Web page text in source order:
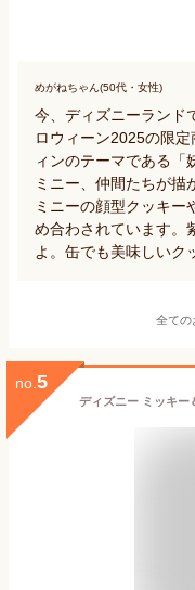
めがねちゃん(50代・女性)
今、ディズニーランド
ロウィーン2025の限
ィンのテーマである「
ミニー、仲間たちが描
ミニーの顔型クッキー
め合わされています。
よ。缶でも美味しいク
全ての
no. 5